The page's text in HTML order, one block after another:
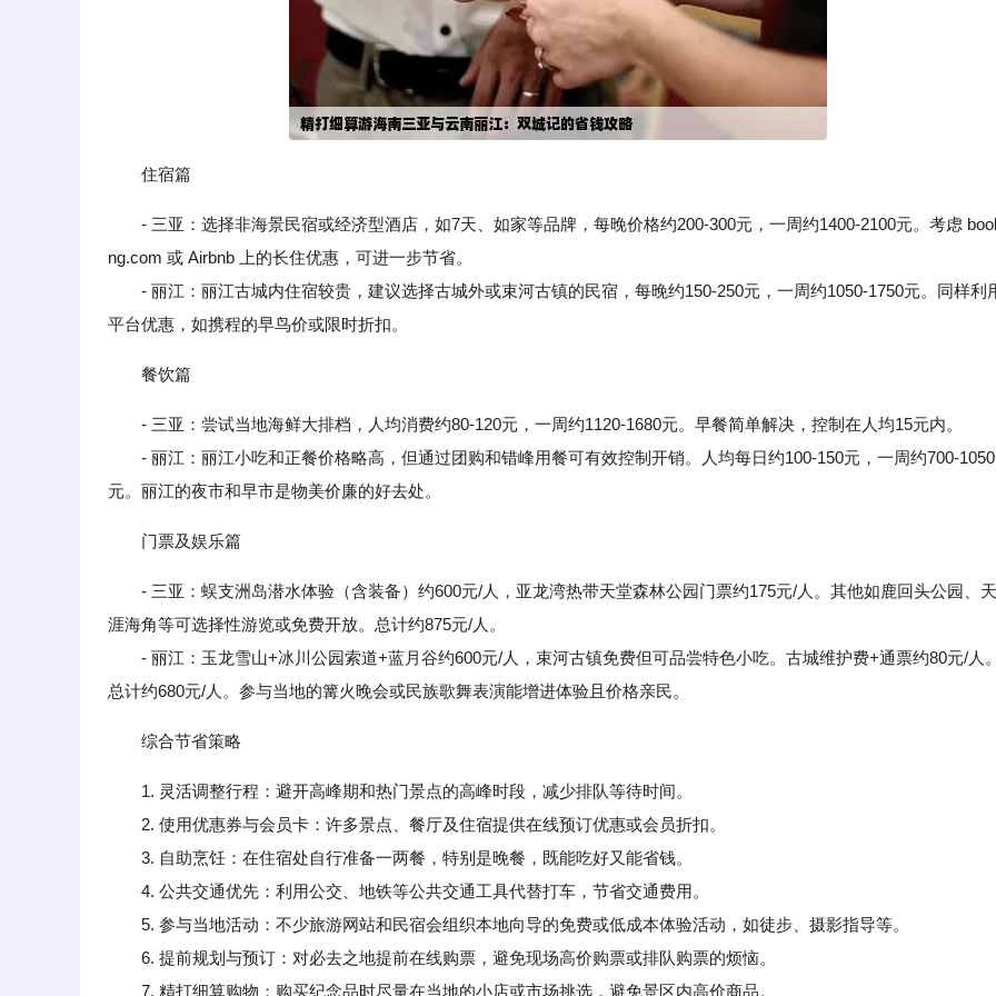
住宿篇
- 三亚：选择非海景民宿或经济型酒店，如7天、如家等品牌，每晚价格约200-300元，一周约1400-2100元。考虑
ng.com 或 Airbnb 上的长住优惠，可进一步节省。
- 丽江：丽江古城内住宿较贵，建议选择古城外或束河古镇的民宿，每晚约150-250元，一周约1050-1750元。同样利
平台优惠，如携程的早鸟价或限时折扣。
餐饮篇
- 三亚：尝试当地海鲜大排档，人均消费约80-120元，一周约1120-1680元。早餐简单解决，控制在人均15元内。
- 丽江：丽江小吃和正餐价格略高，但通过团购和错峰用餐可有效控制开销。人均每日约100-150元，一周约700-1050
元。丽江的夜市和早市是物美价廉的好去处。
门票及娱乐篇
- 三亚：蜈支洲岛潜水体验（含装备）约600元/人，亚龙湾热带天堂森林公园门票约175元/人。其他如鹿回头公园、天
涯海角等可选择性游览或免费开放。总计约875元/人。
- 丽江：玉龙雪山+冰川公园索道+蓝月谷约600元/人，束河古镇免费但可品尝特色小吃。古城维护费+通票约80元/人
总计约680元/人。参与当地的篝火晚会或民族歌舞表演能增进体验且价格亲民。
综合节省策略
1. 灵活调整行程：避开高峰期和热门景点的高峰时段，减少排队等待时间。
2. 使用优惠券与会员卡：许多景点、餐厅及住宿提供在线预订优惠或会员折扣。
3. 自助烹饪：在住宿处自行准备一两餐，特别是晚餐，既能吃好又能省钱。
4. 公共交通优先：利用公交、地铁等公共交通工具代替打车，节省交通费用。
5. 参与当地活动：不少旅游网站和民宿会组织本地向导的免费或低成本体验活动，如徒步、摄影指导等。
6. 提前规划与预订：对必去之地提前在线购票，避免现场高价购票或排队购票的烦恼。
7. 精打细算购物：购买纪念品时尽量在当地的小店或市场挑选，避免景区内高价商品。